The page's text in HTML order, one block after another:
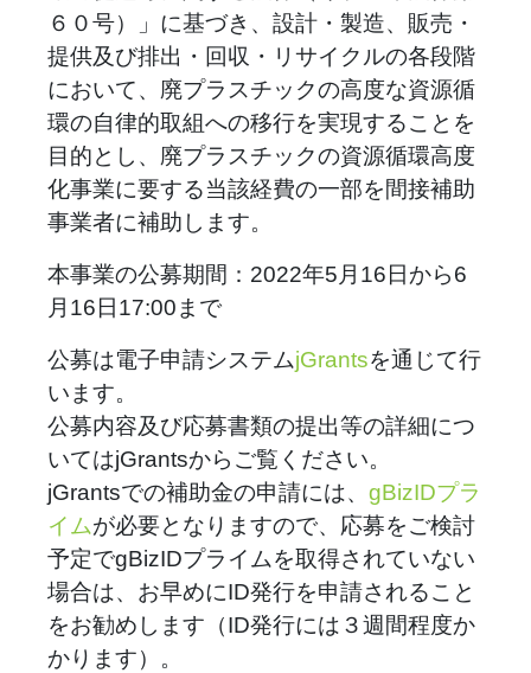
６０号）」に基づき、設計・製造、販売・
提供及び排出・回収・リサイクルの各段階
において、廃プラスチックの高度な資源循
環の自律的取組への移行を実現することを
目的とし、廃プラスチックの資源循環高度
化事業に要する当該経費の一部を間接補助
事業者に補助します。
本事業の公募期間：2022年5月16日から6
月16日17:00まで
公募は電子申請システムjGrantsを通じて行
います。
公募内容及び応募書類の提出等の詳細につ
いてはjGrantsからご覧ください。
jGrantsでの補助金の申請には、 gBizIDプラ
イムが必要となりますので、応募をご検討
予定でgBizIDプライムを取得されていない
場合は、お早めにID発行を申請されること
をお勧めします（ID発行には３週間程度か
かります）。